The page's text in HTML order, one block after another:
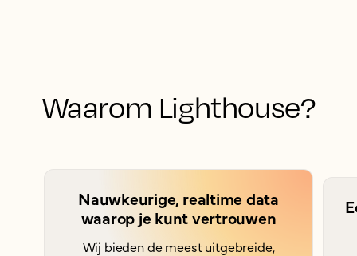
Waarom Lighthouse?
Nauwkeurige, realtime data
waarop je kunt vertrouwen
Wij bieden de meest uitgebreide,